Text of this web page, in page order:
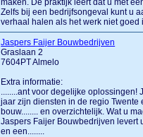
maken. De praktijk leert dat u met
Zelfs bij een bedrijfsongeval kunt u
verhaal halen als het werk niet goed
Jaspers Faijer Bouwbedrijven
Graslaan 2
7604PT Almelo
Extra informatie:
........ant voor degelijke
jaar zijn diensten in de regio
bouw........ en overzichtelijk. Wat u
Jaspers Faijer Bouwbedrijven levert
en een........